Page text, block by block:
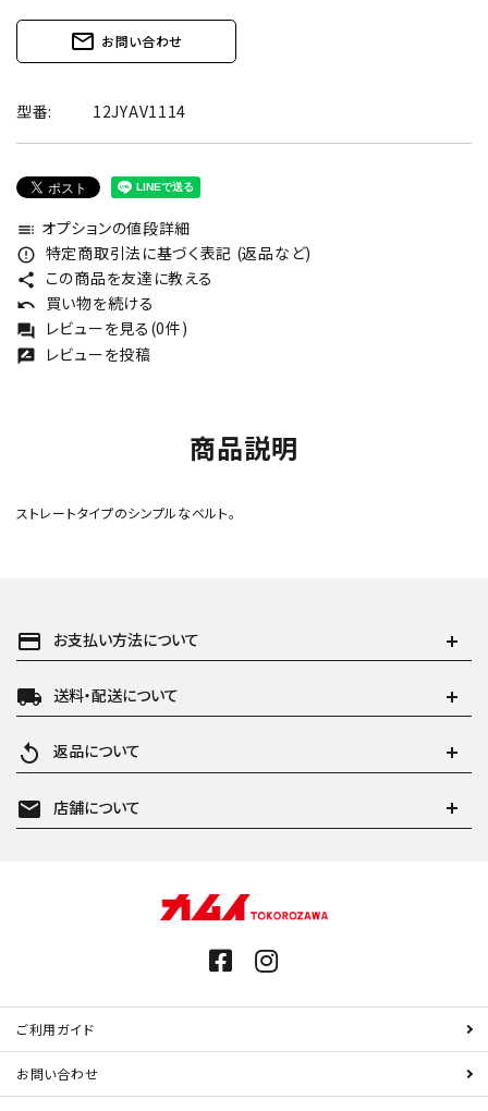
mail_outline お問い合わせ
型番: 12JYAV1114
toc オプションの値段詳細
error_outline 特定商取引法に基づく表記 (返品など)
share この商品を友達に教える
undo 買い物を続ける
forum レビューを見る(0件)
rate_review レビューを投稿
商品説明
ストレートタイプのシンプルなベルト。
payment お支払い方法について
local_shipping 送料・配送について
replay 返品について
mail 店舗について
ご利用ガイド
お問い合わせ